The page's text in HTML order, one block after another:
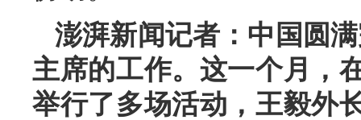
澎湃新闻记者：中国圆
主席的工作。这一个月，
举行了多场活动，王毅外